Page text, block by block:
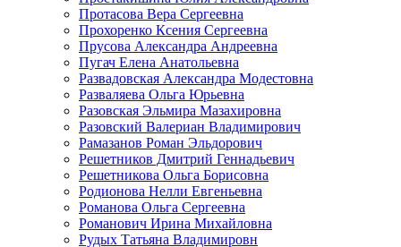
Протасова Вера Сергеевна
Прохоренко Ксения Сергеевна
Прусова Александра Андреевна
Пугач Елена Анатольевна
Развадовская Александра Модестовна
Разваляева Ольга Юрьевна
Разовская Эльмира Мазахировна
Разовский Валериан Владимирович
Рамазанов Роман Эльдорович
Решетников Дмитрий Геннадьевич
Решетникова Ольга Борисовна
Родионова Нелли Евгеньевна
Романова Ольга Сергеевна
Романович Ирина Михайловна
Рудых Татьяна Владимировн